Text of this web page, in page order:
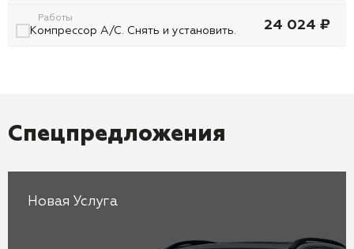
Работы
Компрессор А/С. Снять и установить. 24 024 ₽
Спецпредложения
Новая Услуга